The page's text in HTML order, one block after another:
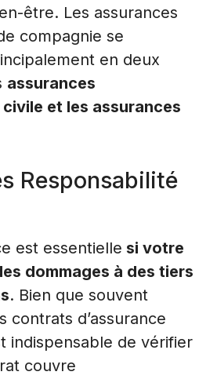
être. Les assurances
compagnie se
en deux
assurances
et les assurances
Responsabilité
est essentielle si votre
dommages à des tiers
. Bien que souvent
contrats d’assurance
indispensable de vérifier
couvre